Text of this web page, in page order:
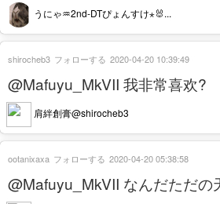
うにゃ♒2nd-DTぴょんすけ⋆🐰...
@Mafuyu_MkVII 我非常喜欢?
肩絆創膏@shirocheb3
shirocheb3 フォローする 2020-04-20 10:39:49
@Mafuyu_MkVII なんだただの
ootanixaxa フォローする 2020-04-20 05:38:58